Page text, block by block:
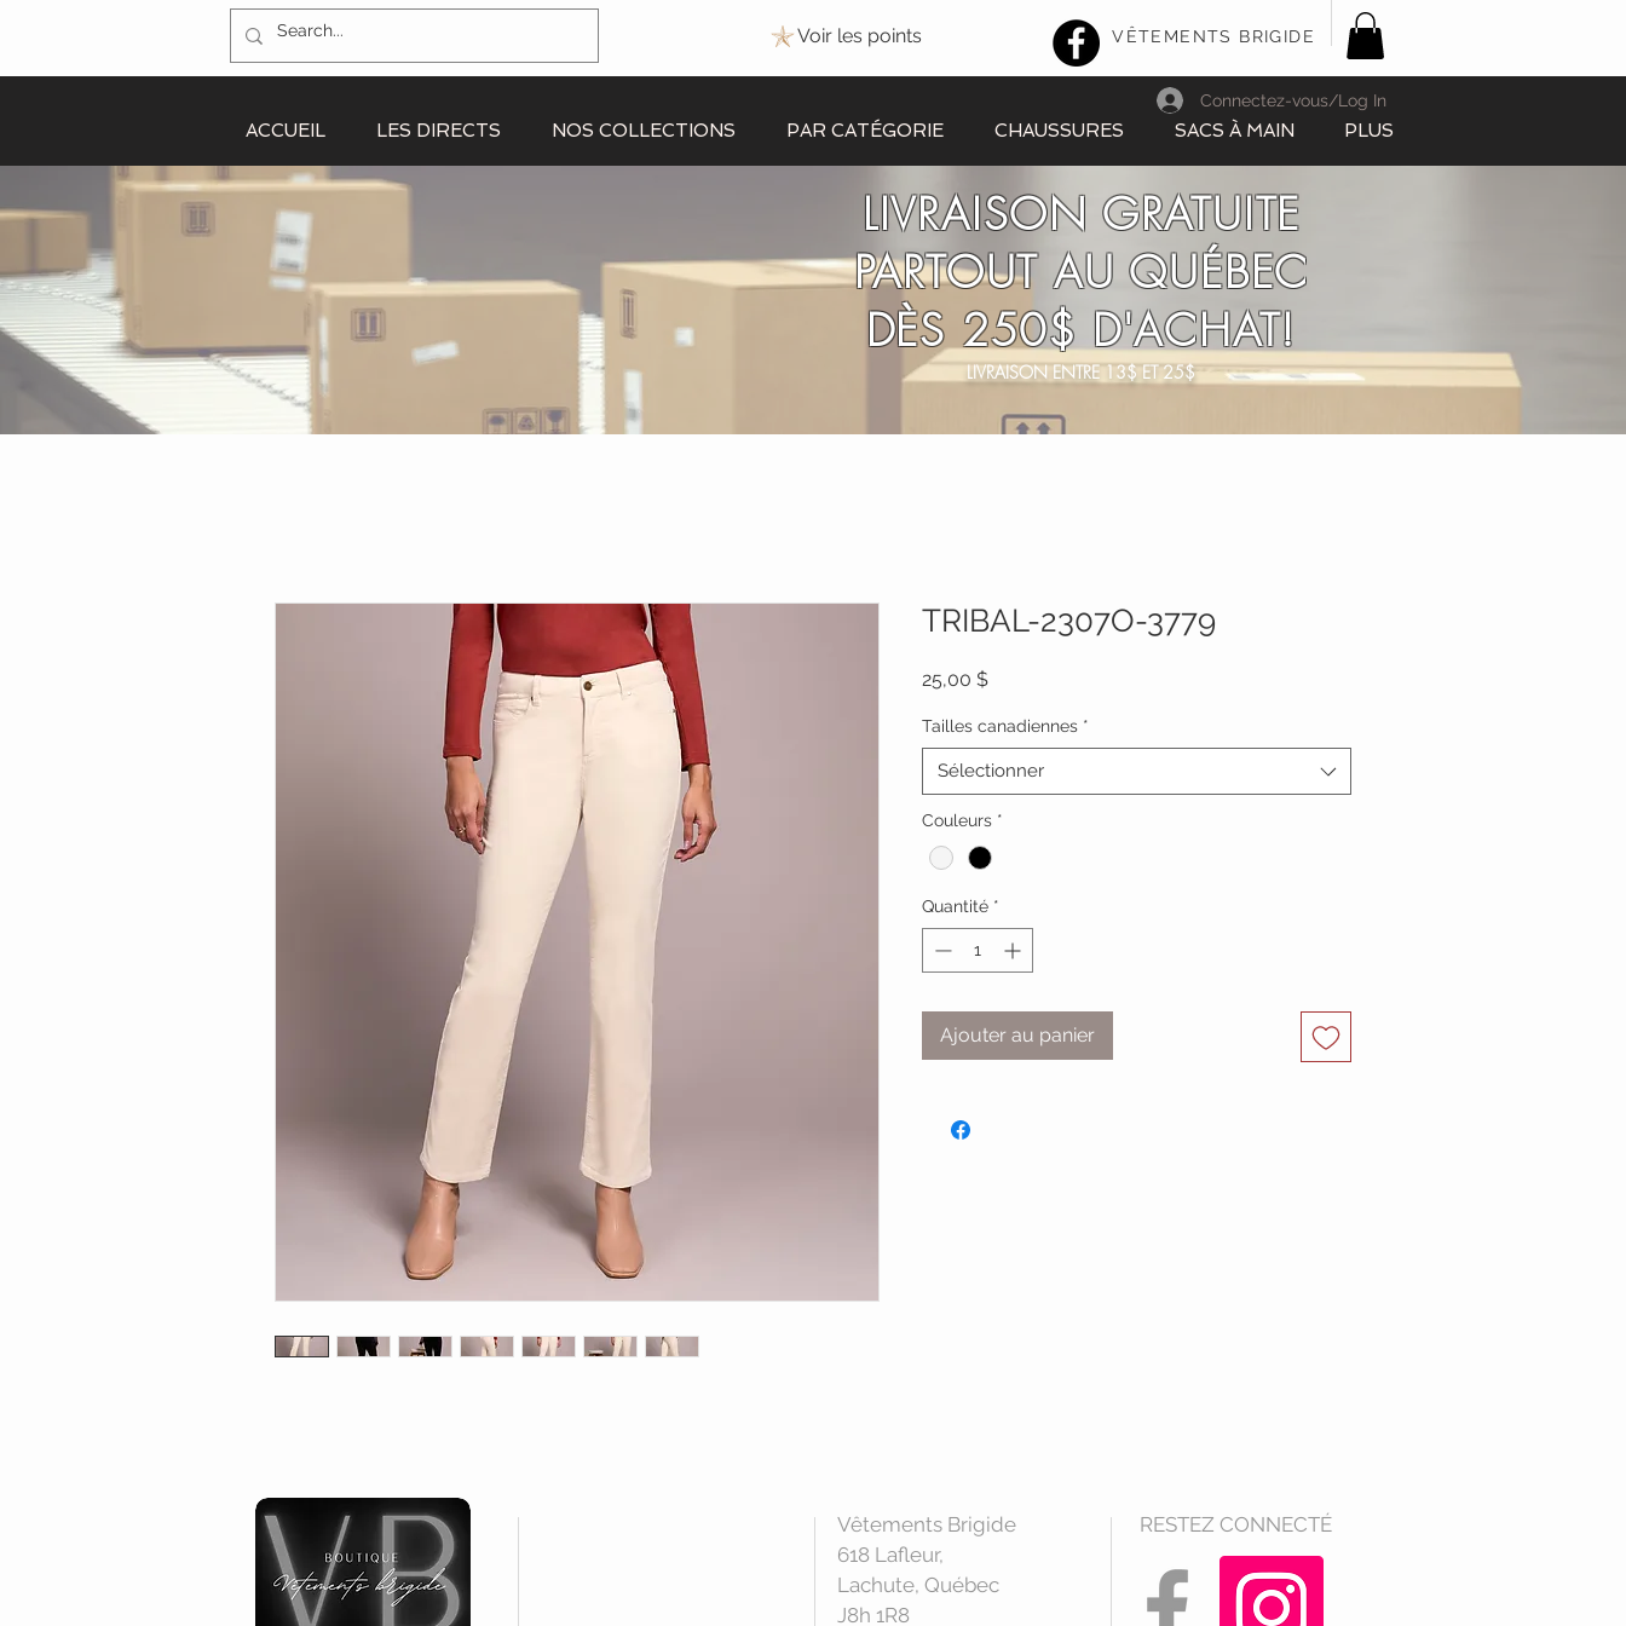
Voir les points VÊTEMENTS BRIGIDE
ACCUEIL LES DIRECTS NOS COLLECTIONS PAR CATÉGORIE CHAUSSURES SACS À MAIN PLUS
Connectez-vous/Log In
LIVRAISON GRATUITE
PARTOUT AU QUÉBEC
DÈS 250$ D'ACHAT!
LIVRAISON ENTRE 13$ ET 25$
TRIBAL-2307O-3779
25,00 $Prix
Tailles canadiennes *
Sélectionner
Couleurs *
Quantité *
Ajouter au panier
Vêtements Brigide
618 Lafleur,
Lachute, Québec
J8h 1R8
RESTEZ CONNECTÉ